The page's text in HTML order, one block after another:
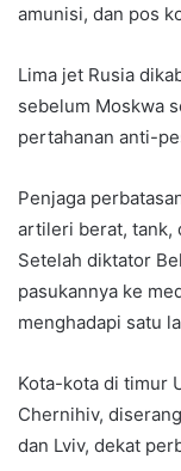
amunisi, dan pos
Lima jet Rusia
sebelum Moskwa
pertahanan anti-
Penjaga
artileri berat, tank,
Setelah diktator
pasukannya ke
menghadapi satu
Kota-kota di timur
Chernihiv,
dan Lviv, dekat